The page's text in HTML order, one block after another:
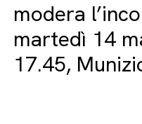
modera
martedì 14
17.45,